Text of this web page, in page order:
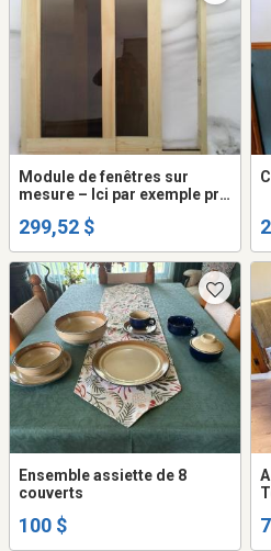
Module de fenêtres sur
mesure – Ici par exemple prix
299,52 $
Ensemble assiette de 8
couverts
100 $